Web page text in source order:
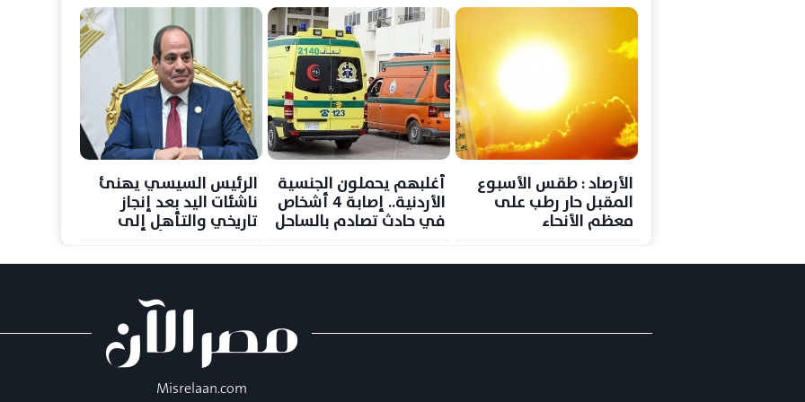
الأرصاد : طقس الأسبوع
المقبل حار رطب على
معظم الأنحاء
بالقاهرة 38 درجة
أغلبهم يحملون الجنسية
الأردنية.. إصابة 4 أشخاص
في حادث تصادم بالساحل
الرئيس السيسي يهنئ
ناشئات اليد بعد إنجاز
تاريخي والتأهل إلى
Misrelaan.com